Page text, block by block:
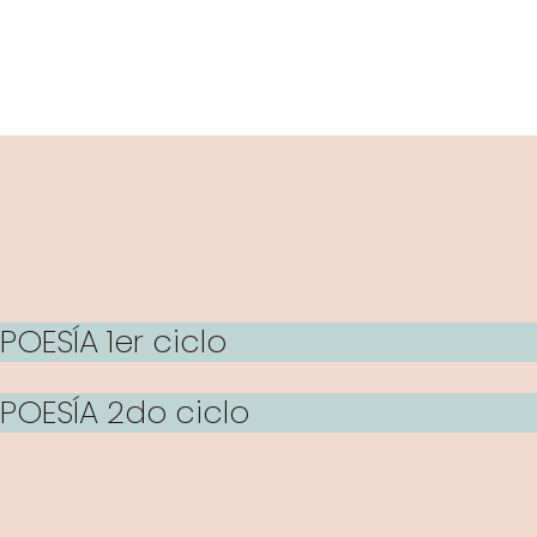
POESÍA 1er ciclo
POESÍA 2do ciclo